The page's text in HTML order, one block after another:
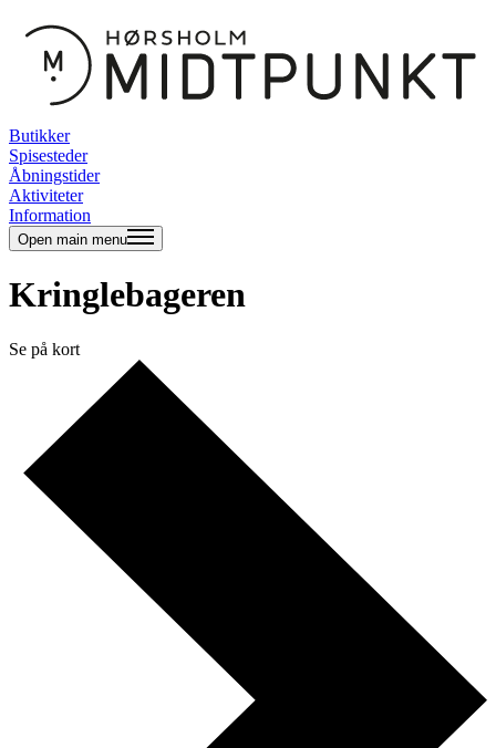
Butikker
Spisesteder
Åbningstider
Aktiviteter
Information
Open main menu
Kringlebageren
Se på kort